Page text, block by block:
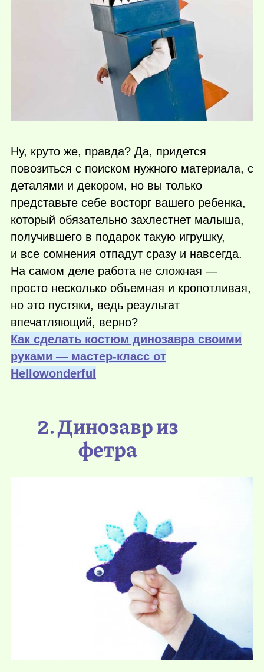
Ну, круто же, правда? Да, придется
повозиться с поиском нужного материала, с
деталями и декором, но вы только
представьте себе восторг вашего ребенка,
который обязательно захлестнет малыша,
получившего в подарок такую игрушку,
и все сомнения отпадут сразу и навсегда.
На самом деле работа не сложная —
просто несколько объемная и кропотливая,
но это пустяки, ведь результат
впечатляющий, верно?
Как сделать костюм динозавра своими
руками — мастер-класс от
Нellowonderful
2. Динозавр из
фетра